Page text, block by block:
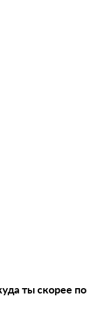
ты скорее